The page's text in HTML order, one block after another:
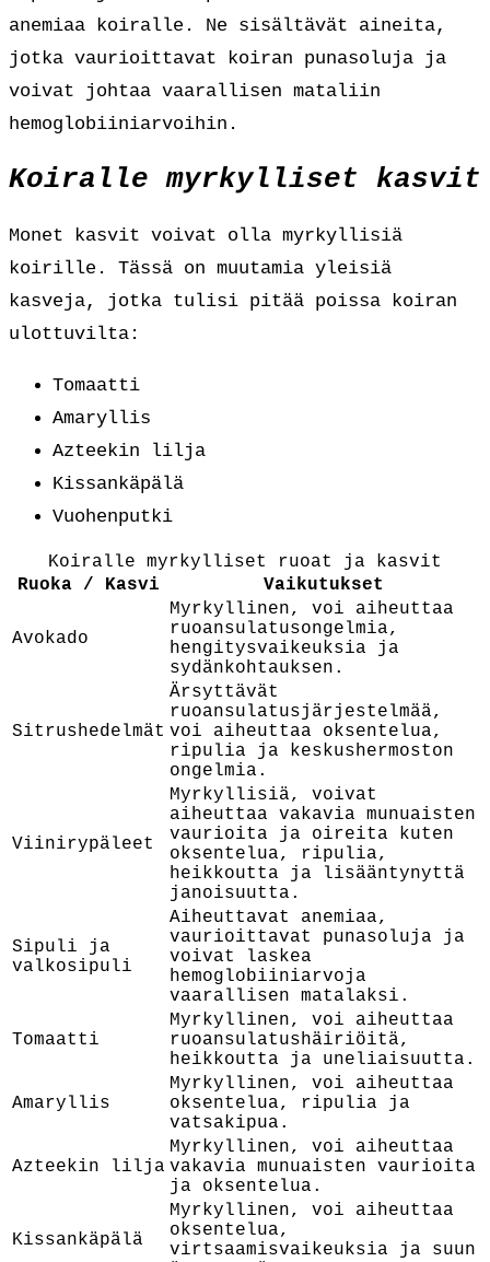
anemiaa koiralle. Ne sisältävät aineita,
jotka vaurioittavat koiran punasoluja ja
voivat johtaa vaarallisen mataliin
hemoglobiiniarvoihin.
Koiralle myrkylliset kasvit
Monet kasvit voivat olla myrkyllisiä
koirille. Tässä on muutamia yleisiä
kasveja, jotka tulisi pitää poissa koiran
ulottuvilta:
Tomaatti
Amaryllis
Azteekin lilja
Kissankäpälä
Vuohenputki
Koiralle myrkylliset ruoat ja kasvit
Ruoka / Kasvi
Vaikutukset
Avokado
Myrkyllinen, voi aiheuttaa
ruoansulatusongelmia,
hengitysvaikeuksia ja
sydänkohtauksen.
Sitrushedelmät
Ärsyttävät
ruoansulatusjärjestelmää,
voi aiheuttaa oksentelua,
ripulia ja keskushermoston
ongelmia.
Viinirypäleet
Myrkyllisiä, voivat
aiheuttaa vakavia munuaisten
vaurioita ja oireita kuten
oksentelua, ripulia,
heikkoutta ja lisääntynyttä
janoisuutta.
Sipuli ja
valkosipuli
Aiheuttavat anemiaa,
vaurioittavat punasoluja ja
voivat laskea
hemoglobiiniarvoja
vaarallisen matalaksi.
Tomaatti
Myrkyllinen, voi aiheuttaa
ruoansulatushäiriöitä,
heikkoutta ja uneliaisuutta.
Amaryllis
Myrkyllinen, voi aiheuttaa
oksentelua, ripulia ja
vatsakipua.
Azteekin lilja
Myrkyllinen, voi aiheuttaa
vakavia munuaisten vaurioita
ja oksentelua.
Kissankäpälä
Myrkyllinen, voi aiheuttaa
oksentelua,
virtsaamisvaikeuksia ja suun